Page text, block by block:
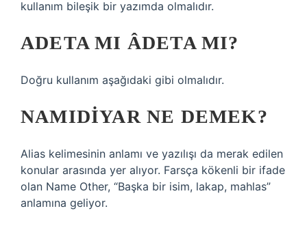
kullanım bileşik bir yazımda olmalıdır.
ADETA MI ÂDETA MI?
Doğru kullanım aşağıdaki gibi olmalıdır.
NAMIDIYAR NE DEMEK?
Alias ​​kelimesinin anlamı ve yazılışı da merak edilen
konular arasında yer alıyor. Farsça kökenli bir ifade
olan Name Other, “Başka bir isim, lakap, mahlas”
anlamına geliyor.